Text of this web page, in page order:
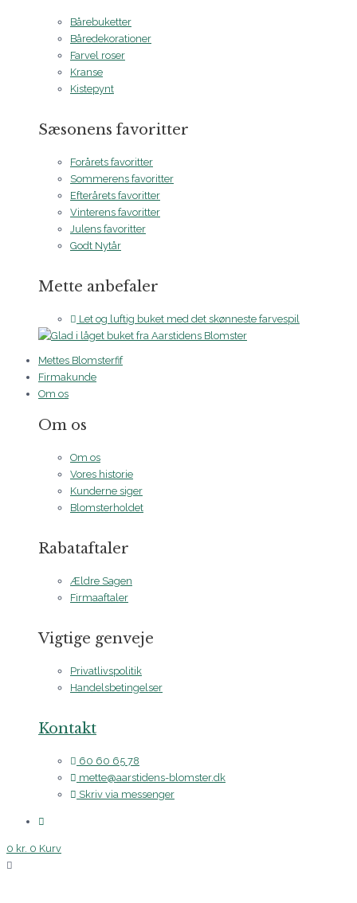
Bårebuketter
Båredekorationer
Farvel roser
Kranse
Kistepynt
Sæsonens favoritter
Forårets favoritter
Sommerens favoritter
Efterårets favoritter
Vinterens favoritter
Julens favoritter
Godt Nytår
Mette anbefaler
Let og luftig buket med det skønneste farvespil
Mettes Blomsterfif
Firmakunde
Om os
Om os
Om os
Vores historie
Kunderne siger
Blomsterholdet
Rabataftaler
Ældre Sagen
Firmaaftaler
Vigtige genveje
Privatlivspolitik
Handelsbetingelser
Kontakt
60 60 65 78
mette@aarstidens-blomster.dk
Skriv via messenger
0 kr. 0 Kurv